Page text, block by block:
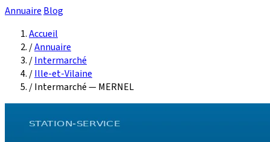
Annuaire Blog
Accueil
/Annuaire
/Intermarché
/Ille-et-Vilaine
/Intermarché — MERNEL